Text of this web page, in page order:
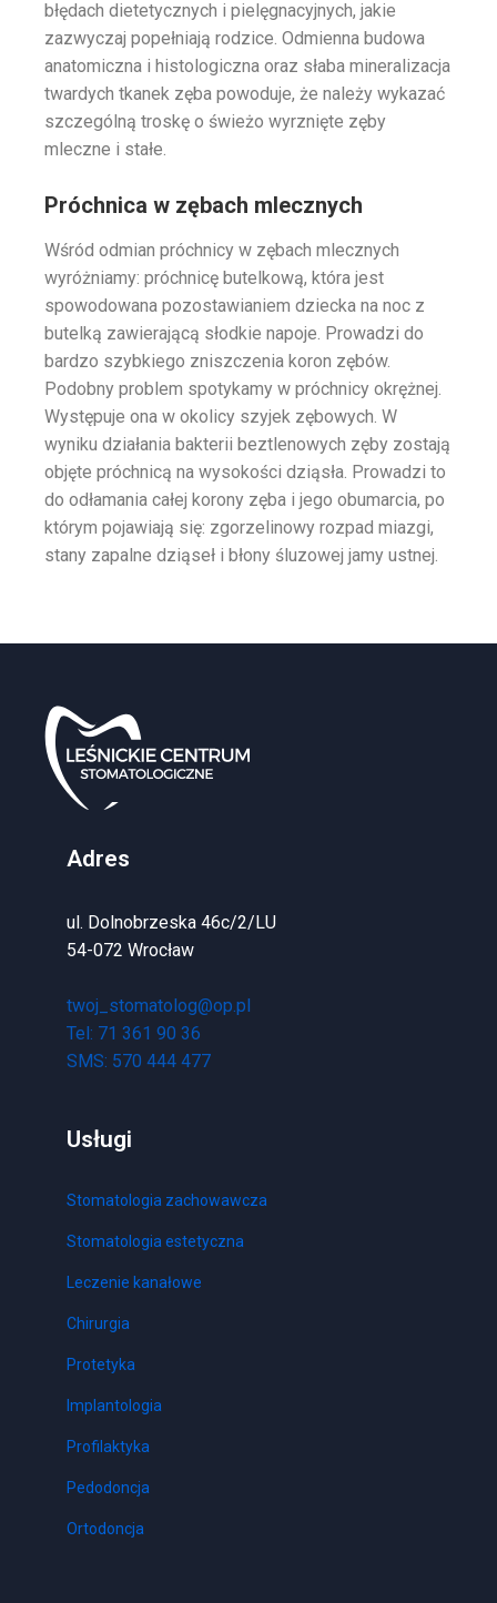
błędach dietetycznych i pielęgnacyjnych, jakie
zazwyczaj popełniają rodzice. Odmienna budowa
anatomiczna i histologiczna oraz słaba mineralizacja
twardych tkanek zęba powoduje, że należy wykazać
szczególną troskę o świeżo wyrznięte zęby
mleczne i stałe.
Próchnica w zębach mlecznych
Wśród odmian próchnicy w zębach mlecznych
wyróżniamy: próchnicę butelkową, która jest
spowodowana pozostawianiem dziecka na noc z
butelką zawierającą słodkie napoje. Prowadzi do
bardzo szybkiego zniszczenia koron zębów.
Podobny problem spotykamy w próchnicy okrężnej.
Występuje ona w okolicy szyjek zębowych. W
wyniku działania bakterii beztlenowych zęby zostają
objęte próchnicą na wysokości dziąsła. Prowadzi to
do odłamania całej korony zęba i jego obumarcia, po
którym pojawiają się: zgorzelinowy rozpad miazgi,
stany zapalne dziąseł i błony śluzowej jamy ustnej.
Adres
ul. Dolnobrzeska 46c/2/LU
54-072 Wrocław
twoj_stomatolog@op.pl
Tel: 71 361 90 36
SMS: 570 444 477
Usługi
Stomatologia zachowawcza
Stomatologia estetyczna
Leczenie kanałowe
Chirurgia
Protetyka
Implantologia
Profilaktyka
Pedodoncja
Ortodoncja